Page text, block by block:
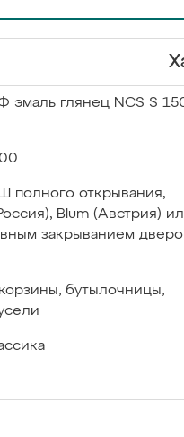
эмаль глянец NCS S
полного открывания,
Blum (Австрия)
закрыванием
бутылочницы,